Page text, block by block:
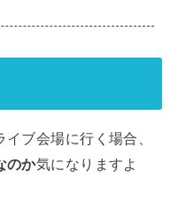
ブ会場に行く場合、
のか気になりますよ